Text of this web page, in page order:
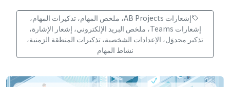
إشعارات AB Projects، ملخص المهام، تذكيرات المهام،
إشعارات Teams، ملخص البريد الإلكتروني، إشعار الإشارة،
تذكير مجدوَل، الإعدادات الشخصية، تذكيرات المنطقة الزمنية،
نشاط المهام